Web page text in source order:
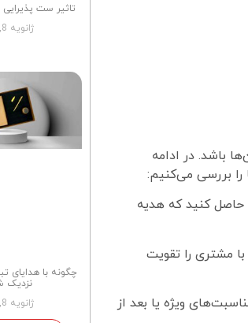
باشد. در ادامه
را بررسی می‌کنیم:
حاصل کنید که هدیه
مشتری را تقویت
ویژه یا بعد از
تاثیر ست
ژانویه 8, 2025
چگونه با هدایای
نزدیک
ژانویه 8, 2025